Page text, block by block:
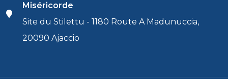
Miséricorde
Site du Stilettu - 1180 Route A Madunuccia,
20090 Ajaccio